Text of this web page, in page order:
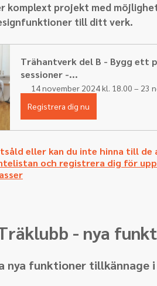
komplext projekt med
till ditt verk.
Trähantverk del B - Bygg ett
sessioner -...
14 november 2024 kl. 18.00 – 23
Registrera dig nu
eller kan du inte hinna till de
och registrera dig för
- nya
nya funktioner tillkännage